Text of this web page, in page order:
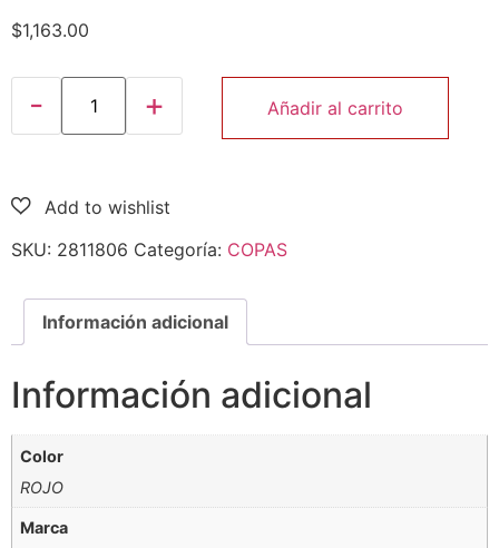
$1,163.00
Añadir al carrito
SKU: 2811806 Categoría: COPAS
Información adicional
Información adicional
Color
ROJO
Marca